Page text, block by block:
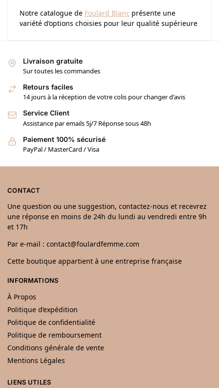
Notre catalogue de Foulard Blanc présente une
variété d’options choisies pour leur qualité supérieure
Livraison gratuite
Sur toutes les commandes
Retours faciles
14 jours à la réception de votre colis pour changer d'avis
Service Client
Assistance par emails 5j/7 Réponse sous 48h
Paiement 100% sécurisé
PayPal / MasterCard / Visa
CONTACT
Une question ou une suggestion, contactez-nous et recevrez
une réponse en moins de 24h du lundi au vendredi entre 9h
et 17h
Par e-mail : contact@foulardfemme.com
Cette boutique appartient à une entreprise française
INFORMATIONS
À Propos
Politique d’expédition
Politique de confidentialité
Politique de remboursement
Conditions générale de vente
Mentions Légales
LIENS UTILES